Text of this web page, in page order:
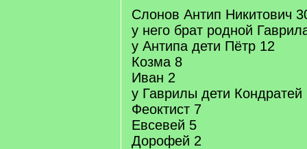
Слонов Антип Никитович
у него брат родной
у Антипа дети Пётр 12
Козма 8
Иван 2
у Гаврилы дети Кондратей
Феоктист 7
Евсевей 5
Дорофей 2